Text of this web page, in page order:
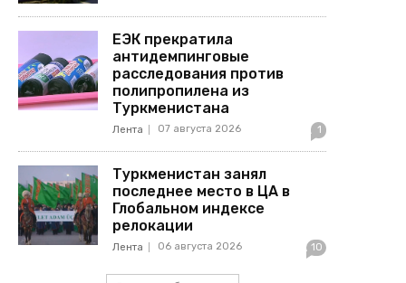
ЕЭК прекратила
антидемпинговые
расследования против
полипропилена из
Туркменистана
Лента 07 августа 2026 1
Туркменистан занял
последнее место в ЦА в
Глобальном индексе
релокации
Лента 06 августа 2026 10